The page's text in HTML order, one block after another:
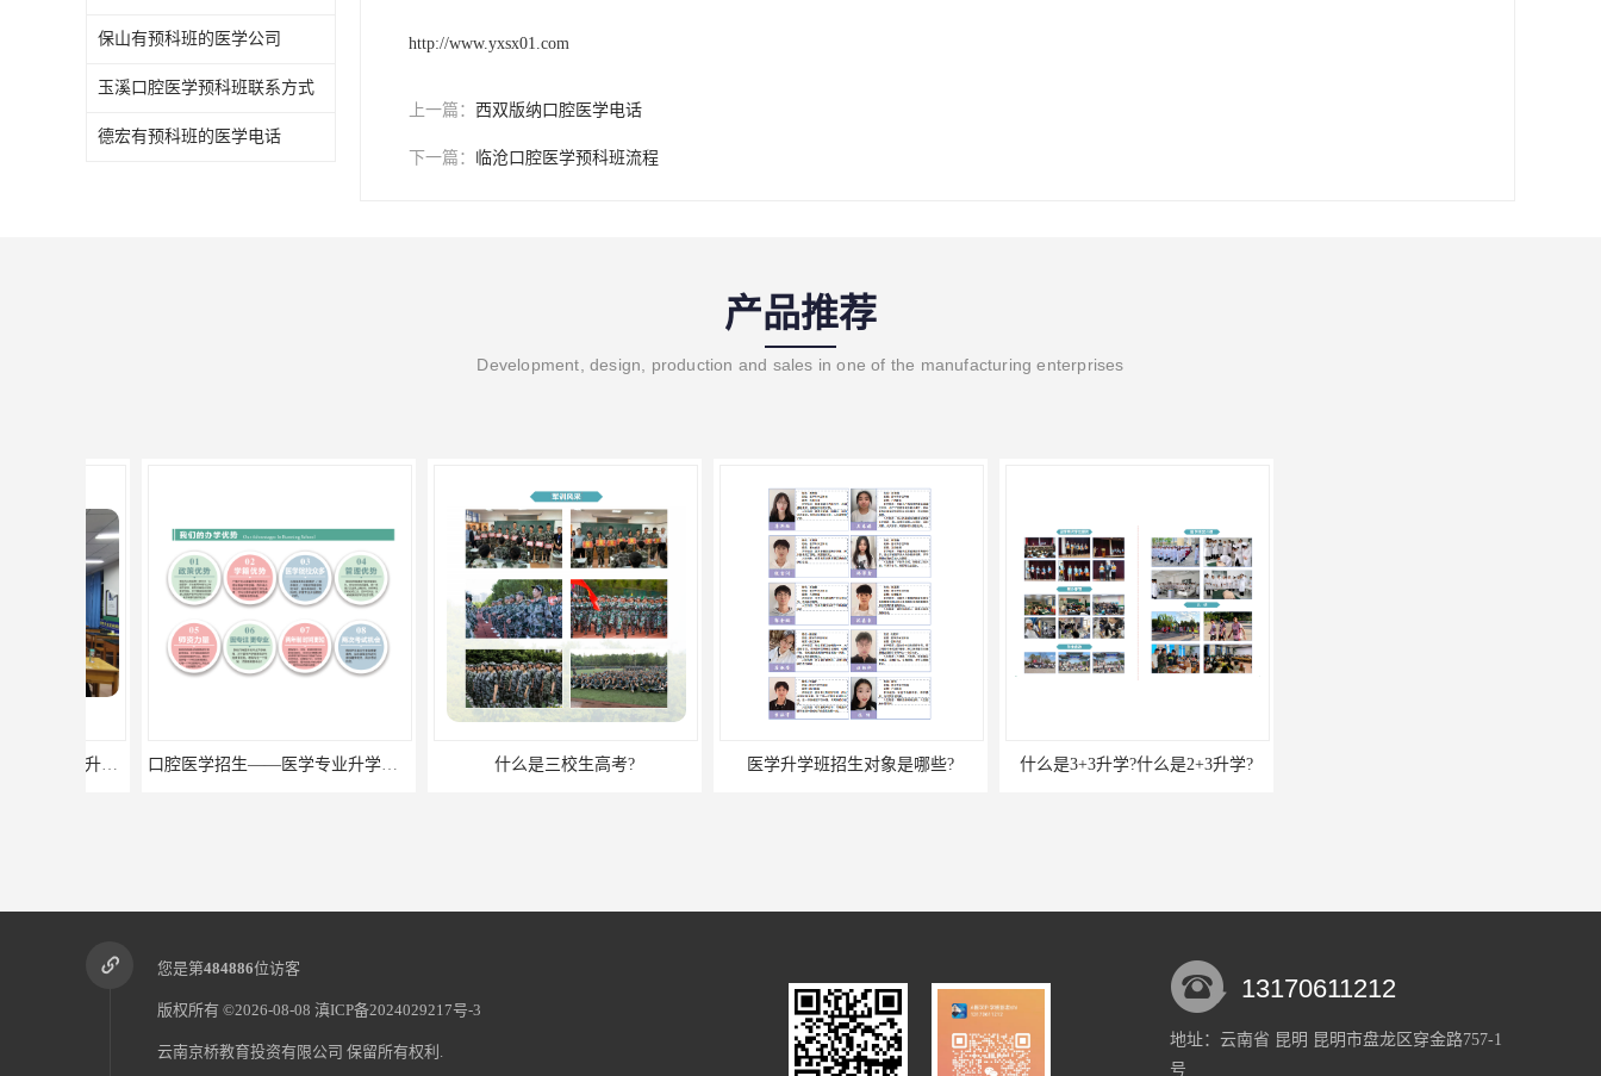
保山有预科班的医学公司
玉溪口腔医学预科班联系方式
德宏有预科班的医学电话
http://www.yxsx01.com
上一篇： 西双版纳口腔医学电话
下一篇： 临沧口腔医学预科班流程
产品推荐
Development, design, production and sales in one of the manufacturing enterprises
口腔医学招生——医学专业升学现状 什么是三校生高考? 医学升学班招生对象是哪些? 什么是3+3升学?什么是2+3升学? 口腔医学学校 学校招生的管理制度
您是第484886位访客
版权所有 ©2026-08-08 滇ICP备2024029217号-3
云南京桥教育投资有限公司 保留所有权利.
13170611212
地址：云南省 昆明 昆明市盘龙区穿金路757-1
号